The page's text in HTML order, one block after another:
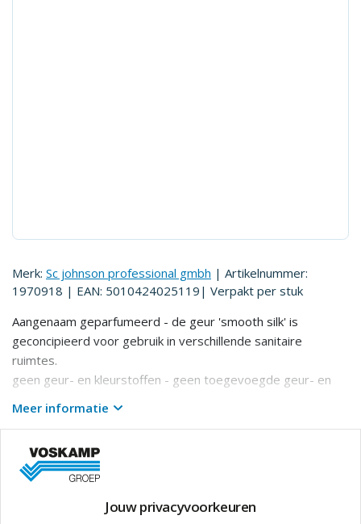
Merk: Sc johnson professional gmbh | Artikelnummer:
1970918 | EAN: 5010424025119 | Verpakt per stuk
Aangenaam geparfumeerd - de geur 'smooth silk' is
geconcipieerd voor gebruik in verschillende sanitaire
ruimtes.
geen geur- en kleurstoffen - geen toegevoegde geur- en
zeepvrije formule met huidvriendelijke ph-waarde - behoudt
de natuurlijke zuurmantel van de huid. deze laag op het
Meer informatie
Prijs op aanvraag
Jouw privacyvoorkeuren